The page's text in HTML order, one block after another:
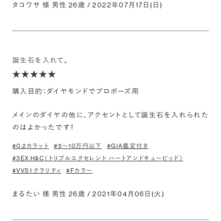
タコワサ 様 男性 26歳 / 2022年07月17日(日)
誕生石を入れて。
購入目的：ダイヤモンドでプロポーズ用
メインのダイヤの他に、アクセントとして誕生石を入れられた
のはよかったです！
#0.2カラット #5〜10万円以下
#GIA鑑定付き
#3EX H&C（トリプルエクセレント ハートアンドキューピッド）
#VVS1 クラリティ
#Fカラー
まるたい 様 男性 26歳 / 2021年04月06日(火)